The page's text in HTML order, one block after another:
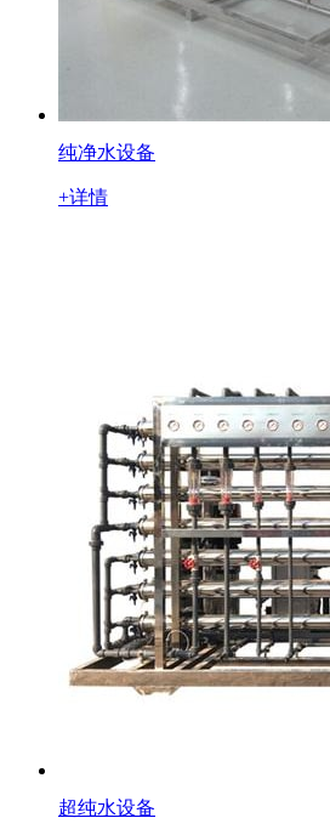
纯净水设备
+详情
超纯水设备